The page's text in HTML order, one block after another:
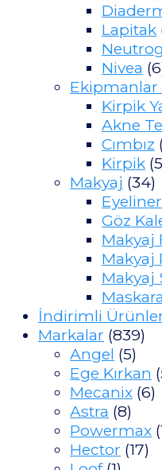
Lapitak
Nivea
Ekipmanlar
Kirpik
Akne
Cımbız
Kirpik
Makyaj (34)
Göz
Makyaj
Makyaj
Makyaj
Maskara
İndirimli
Markalar (839)
Angel (5)
Ege Kırkan
Mecanix (6)
Astra (8)
Powermax
Hector (17)